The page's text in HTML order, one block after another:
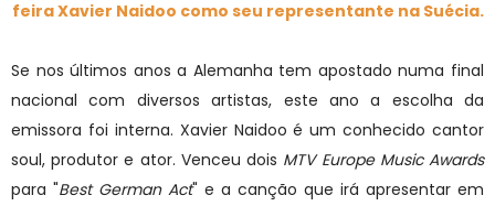
feira Xavier Naidoo como seu representante na Suécia.
Se nos últimos anos a Alemanha tem apostado numa final
nacional com diversos artistas, este ano a escolha da
emissora foi interna. Xavier Naidoo é um conhecido cantor
soul, produtor e ator. Venceu dois MTV Europe Music Awards
para "Best German Act" e a canção que irá apresentar em